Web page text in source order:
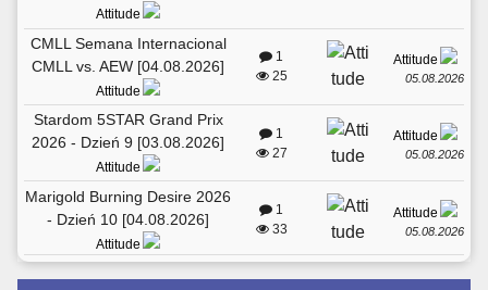
Attitude
CMLL Semana Internacional
CMLL vs. AEW [04.08.2026]
Attitude
1
25
Attitude
05.08.2026
Stardom 5STAR Grand Prix
2026 - Dzień 9 [03.08.2026]
Attitude
1
27
Attitude
05.08.2026
Marigold Burning Desire 2026
- Dzień 10 [04.08.2026]
Attitude
1
33
Attitude
05.08.2026